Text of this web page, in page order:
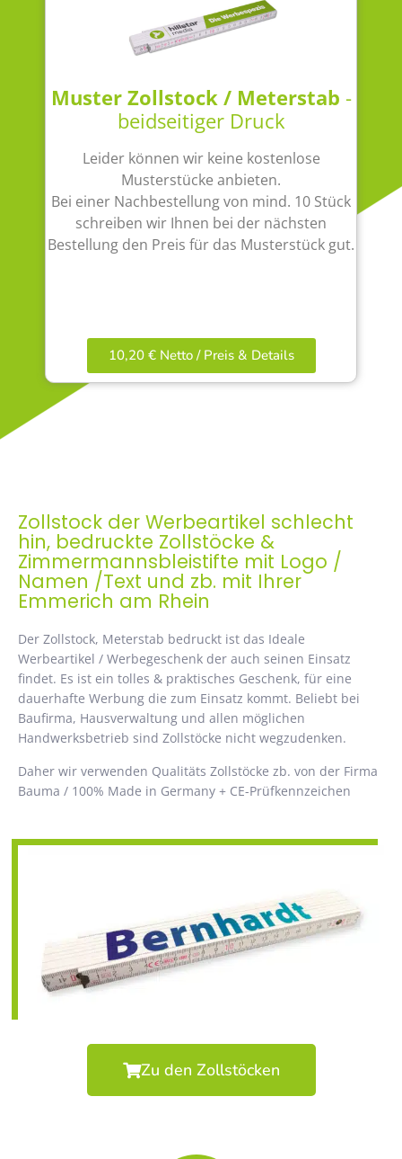
Muster Zollstock / Meterstab -
beidseitiger Druck
Leider können wir keine kostenlose
Musterstücke anbieten.
Bei einer Nachbestellung von mind. 10 Stück
schreiben wir Ihnen bei der nächsten
Bestellung den Preis für das Musterstück gut.
10,20 € Netto / Preis & Details
Zollstock der Werbeartikel schlecht
hin, bedruckte Zollstöcke &
Zimmermannsbleistifte mit Logo /
Namen /Text und zb. mit Ihrer
Emmerich am Rhein
Der Zollstock, Meterstab bedruckt ist das Ideale
Werbeartikel / Werbegeschenk der auch seinen Einsatz
findet. Es ist ein tolles & praktisches Geschenk, für eine
dauerhafte Werbung die zum Einsatz kommt. Beliebt bei
Baufirma, Hausverwaltung und allen möglichen
Handwerksbetrieb sind Zollstöcke nicht wegzudenken.
Daher wir verwenden Qualitäts Zollstöcke zb. von der Firma
Bauma / 100% Made in Germany + CE-Prüfkennzeichen
Zu den Zollstöcken